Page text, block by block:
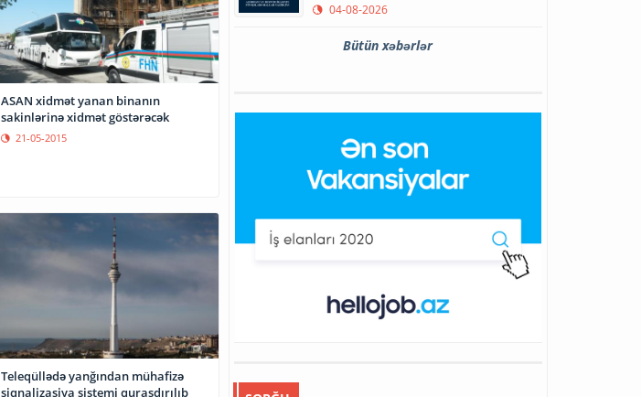
ASAN xidmət yanan binanın
sakinlərinə xidmət göstərəcək
21-05-2015
Teleqüllədə yanğından mühafizə
siqnalizasiya sistemi quraşdırılıb
04-08-2026
Bütün xəbərlər